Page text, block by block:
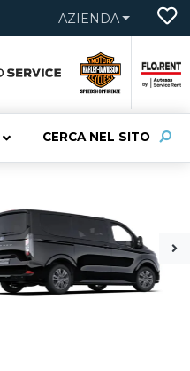
AZIENDA
CERCA NEL SITO